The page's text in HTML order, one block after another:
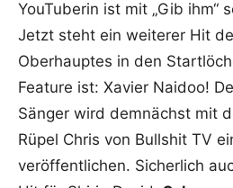
YouTuberin ist mit „Gib ihm“
Jetzt steht ein weiterer Hit
Oberhauptes in den
Feature ist: Xavier Naidoo!
Sänger wird demnächst mit
Rüpel Chris von Bullshit TV
veröffentlichen. Sicherlich